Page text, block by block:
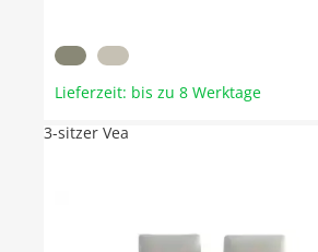
Lieferzeit: bis zu 8 Werktage
3-sitzer Vea